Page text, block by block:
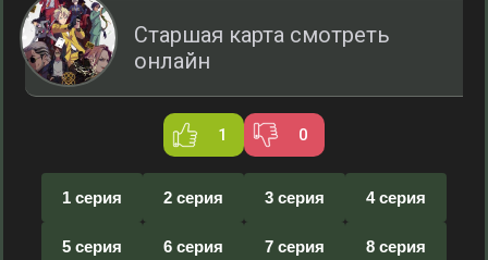
Старшая карта смотреть
онлайн
1 0
1 серия 2 серия 3 серия 4 серия
5 серия 6 серия 7 серия 8 серия